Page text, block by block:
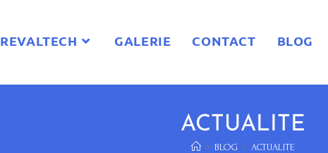
REVALTECH GALERIE CONTACT BLOG
ACTUALITE
> BLOG > ACTUALITE